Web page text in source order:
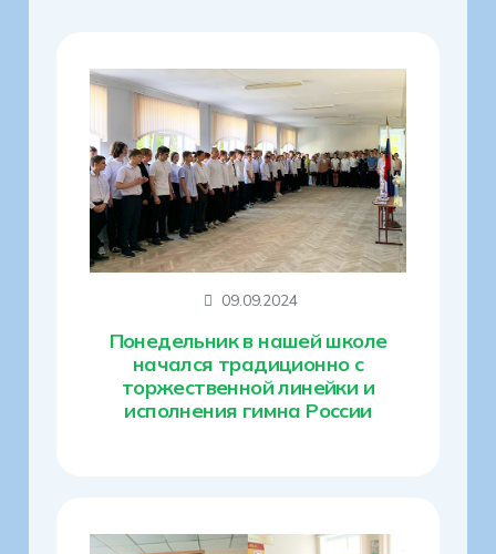
09.09.2024
Понедельник в нашей школе
начался традиционно с
торжественной линейки и
исполнения гимна России